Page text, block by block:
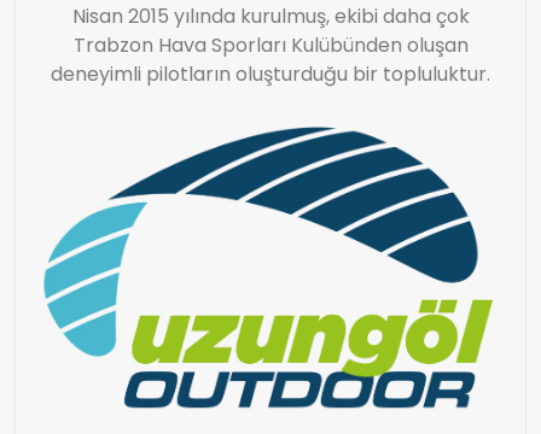
Nisan 2015 yılında kurulmuş, ekibi daha çok
Trabzon Hava Sporları Kulübünden oluşan
deneyimli pilotların oluşturduğu bir topluluktur.